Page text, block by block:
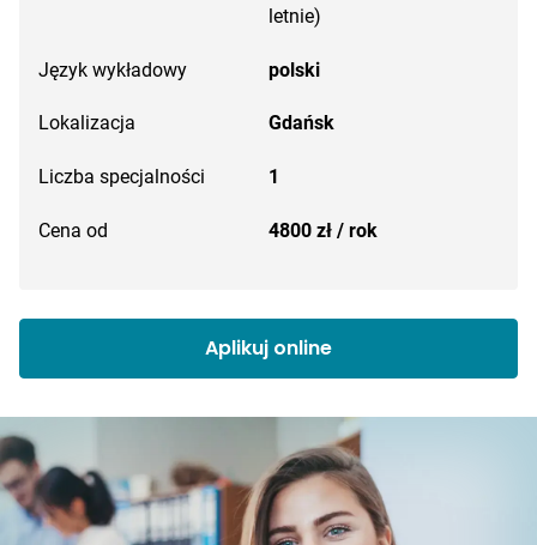
letnie)
Język wykładowy polski
Lokalizacja Gdańsk
Liczba specjalności 1
Cena od 4800 zł / rok
Aplikuj online